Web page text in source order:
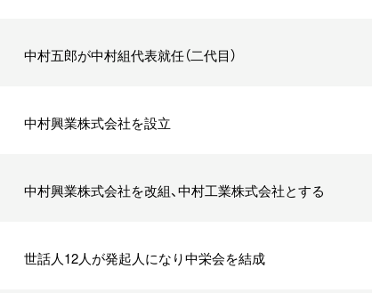
中村五郎が中村組代表就任（二代目）
中村興業株式会社を設立
中村興業株式会社を改組、中村工業株式会社とする
世話人12人が発起人になり中栄会を結成